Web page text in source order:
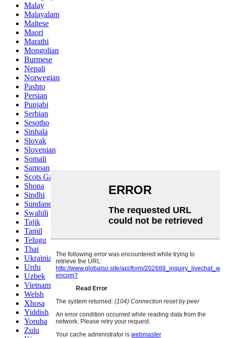
Malay
Malayalam
Maltese
Maori
Marathi
Mongolian
Burmese
Nepali
Norwegian
Pashto
Persian
Punjabi
Serbian
Sesotho
Sinhala
Slovak
Slovenian
Somali
Samoan
Scots Gaelic
Shona
Sindhi
Sundanese
Swahili
Tajik
Tamil
Telugu
Thai
Ukrainian
Urdu
Uzbek
Vietnamese
Welsh
Xhosa
Yiddish
Yoruba
Zulu